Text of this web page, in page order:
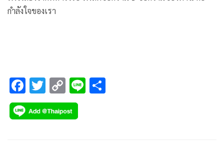
กำลังใจของเรา
F
ac
e
T
wi
tt
C
o
p
Li